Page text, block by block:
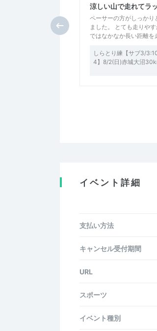
涼しい山で走れてラ
ペーサーの方がしっかり
ました。 とても走りや
ではなかなか長い距離
しらとり練【サブ3/
4】8/2(日)赤城大沼
イベント詳細
支払い方法
キャンセル受付期間
URL
スポーツ
イベント種別